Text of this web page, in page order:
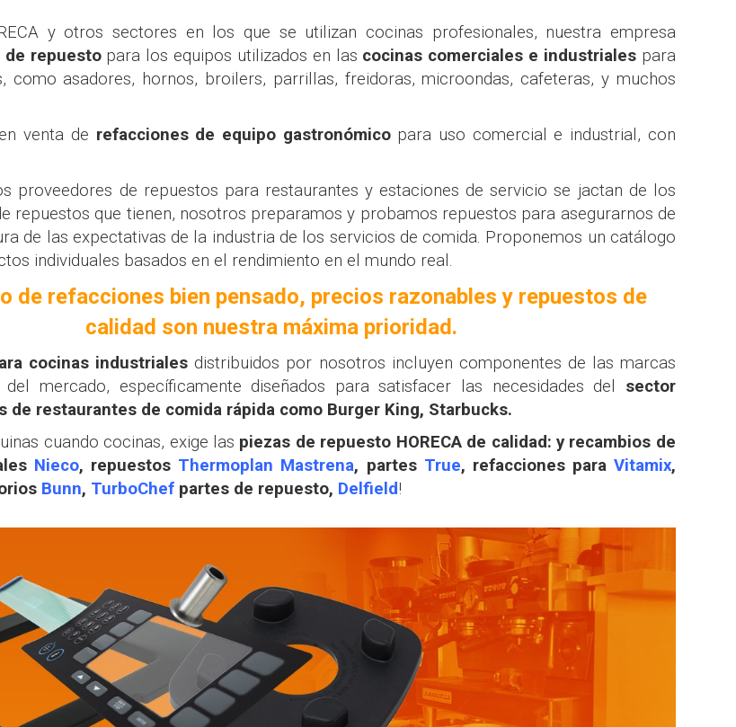
y otros sectores en los que se utilizan cocinas profesionales, nuestra empresa
de repuestopara los equipos utilizados en las cocinas comerciales e industriales para
como asadores, hornos, broilers, parrillas, freidoras, microondas, cafeteras, y muchos
venta de refacciones de equipo gastronómico para uso comercial e industrial, con
proveedores de repuestos para restaurantes y estaciones de servicio se jactan de los
repuestos que tienen, nosotros preparamos y probamos repuestos para asegurarnos de
de las expectativas de la industria de los servicios de comida. Proponemos un catálogo
individuales basados ​​en el rendimiento en el mundo real.
de refacciones bien pensado, precios razonables y repuestos de
calidad son nuestra máxima prioridad.
cocinas industriales distribuidos por nosotros incluyen componentes de las marcas
mercado, específicamente diseñados para satisfacer las necesidades del sector
de restaurantes de comida rápida como Burger King, Starbucks.
cuando cocinas, exige las piezas de repuesto HORECA de calidad: y recambios de
Nieco, repuestos Thermoplan Mastrena, partes True, refacciones para Vitamix,
Bunn, TurboChef partes de repuesto, Delfield!